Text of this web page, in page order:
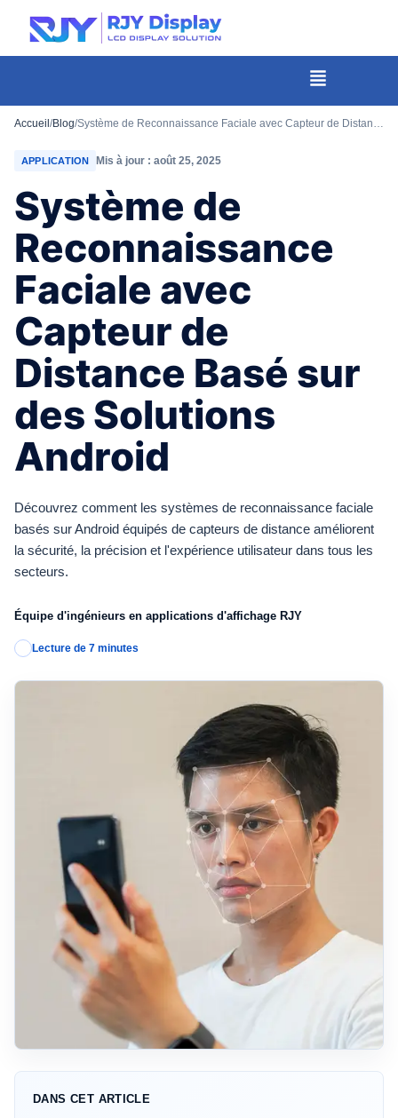
Hauteur
personnalisée
fenêtre
Menu
Accueil /Blog/ Système de Reconnaissance Faciale avec Capteur de Distance Basé sur des Solutions Android
APPLICATION Mis à jour : août 25, 2025
Système de
Reconnaissance
Faciale avec
Capteur de
Distance Basé sur
des Solutions
Android
Découvrez comment les systèmes de reconnaissance faciale
basés sur Android équipés de capteurs de distance améliorent
la sécurité, la précision et l'expérience utilisateur dans tous les
secteurs.
Équipe d'ingénieurs en applications d'affichage RJY
Lecture de 7 minutes
DANS CET ARTICLE